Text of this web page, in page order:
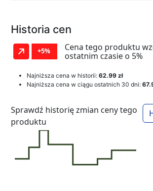
Historia cen
+5%
Cena tego produktu
ostatnim czasie o 5%
Najniższa cena w historii: 62.99 zł
Najniższa cena w ciągu ostatnich 30 dni:
Sprawdź historię zmian ceny tego
produktu